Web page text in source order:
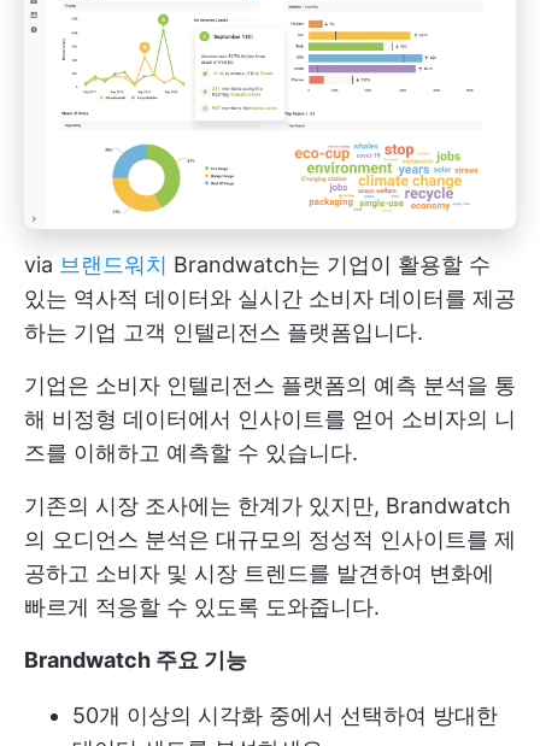
via 브랜드워치 Brandwatch는 기업이 활용할 수
있는 역사적 데이터와 실시간 소비자 데이터를 제공
하는 기업 고객 인텔리전스 플랫폼입니다.
기업은 소비자 인텔리전스 플랫폼의 예측 분석을 통
해 비정형 데이터에서 인사이트를 얻어 소비자의 니
즈를 이해하고 예측할 수 있습니다.
기존의 시장 조사에는 한계가 있지만, Brandwatch
의 오디언스 분석은 대규모의 정성적 인사이트를 제
공하고 소비자 및 시장 트렌드를 발견하여 변화에
빠르게 적응할 수 있도록 도와줍니다.
Brandwatch 주요 기능
50개 이상의 시각화 중에서 선택하여 방대한